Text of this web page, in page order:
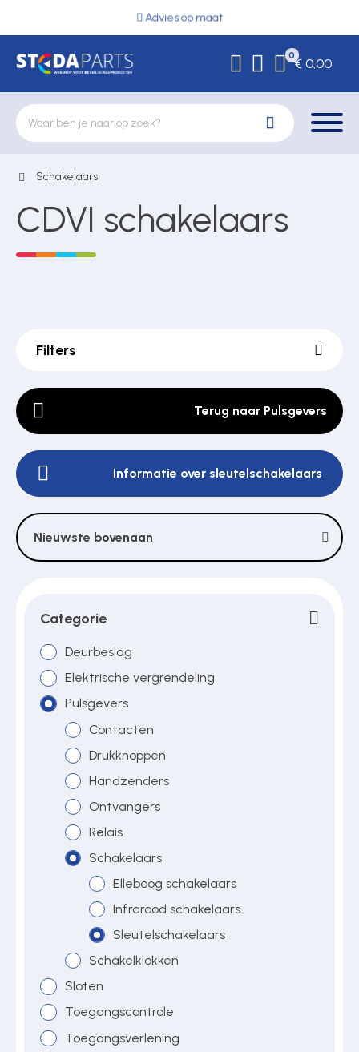
Advies op maat
0
€ 0,00
Deurbeslag
Kluizen
Poortonderdelen
Pulsgevers
Sloten
Toegangsverlening
Voedingen
Over ons
Contact
Schakelaars
CDVI schakelaars
Filters
Terug naar Pulsgevers
Informatie over sleutelschakelaars
Nieuwste bovenaan
Categorie
Deurbeslag
Elektrische vergrendeling
Pulsgevers
Contacten
Drukknoppen
Handzenders
Ontvangers
Relais
Schakelaars
Elleboog schakelaars
Infrarood schakelaars
Sleutelschakelaars
Schakelklokken
Sloten
Toegangscontrole
Toegangsverlening